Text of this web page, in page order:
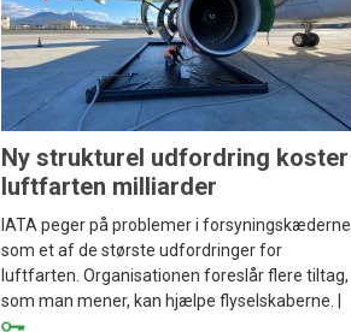
Ny strukturel udfordring koster
luftfarten milliarder
IATA peger på problemer i forsyningskæderne
som et af de største udfordringer for
luftfarten. Organisationen foreslår flere tiltag,
som man mener, kan hjælpe flyselskaberne. |